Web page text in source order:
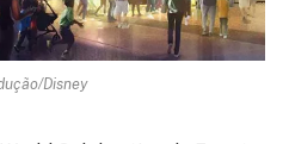
Disney